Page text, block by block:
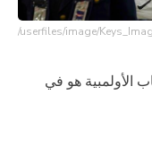
/userfiles/image/
الأولمبية هو في